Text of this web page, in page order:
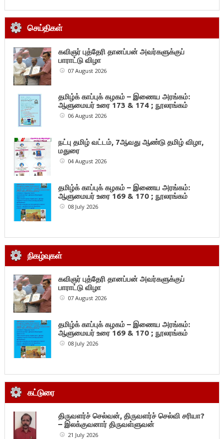
செய்திகள்
கவிஞர் புத்தேரி தானப்பன் அவர்களுக்குப்
பாராட்டு விழா
07 August 2026
தமிழ்க் காப்புக் கழகம் – இணைய அரங்கம்:
ஆளுமையர் உரை 173 & 174 ; நூலரங்கம்
06 August 2026
நட்பு தமிழ் வட்டம், 7ஆவது ஆண்டு தமிழ் விழா,
மதுரை
04 August 2026
தமிழ்க் காப்புக் கழகம் – இணைய அரங்கம்:
ஆளுமையர் உரை 169 & 170 ; நூலரங்கம்
08 July 2026
நிகழ்வுகள்
கவிஞர் புத்தேரி தானப்பன் அவர்களுக்குப்
பாராட்டு விழா
07 August 2026
தமிழ்க் காப்புக் கழகம் – இணைய அரங்கம்:
ஆளுமையர் உரை 169 & 170 ; நூலரங்கம்
08 July 2026
கட்டுரை
திருவளர்ச் செல்வன், திருவளர்ச் செல்வி சரியா?
– இலக்குவனார் திருவள்ளுவன்
21 July 2026